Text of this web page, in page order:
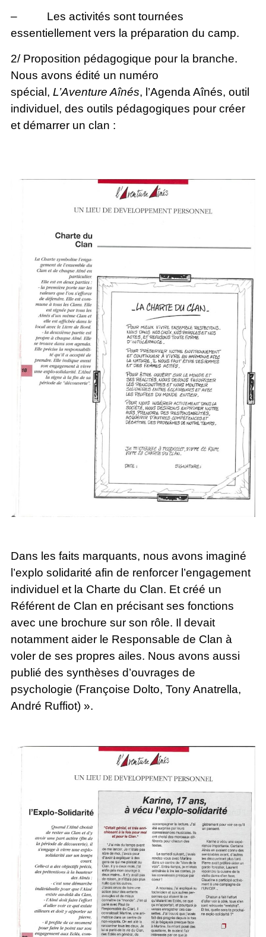
– Les activités sont tournées
essentiellement vers la préparation du camp.
2/ Proposition pédagogique pour la branche.
Nous avons édité un numéro
spécial, L’Aventure Aînés, l’Agenda Aînés, outil
individuel, des outils pédagogiques pour créer
et démarrer un clan :
Dans les faits marquants, nous avons imaginé
l’explo solidarité afin de renforcer l’engagement
individuel et la Charte du Clan. Et créé un
Référent de Clan en précisant ses fonctions
avec une brochure sur son rôle. Il devait
notamment aider le Responsable de Clan à
voler de ses propres ailes. Nous avons aussi
publié des synthèses d’ouvrages de
psychologie (Françoise Dolto, Tony Anatrella,
André Ruffiot) ».